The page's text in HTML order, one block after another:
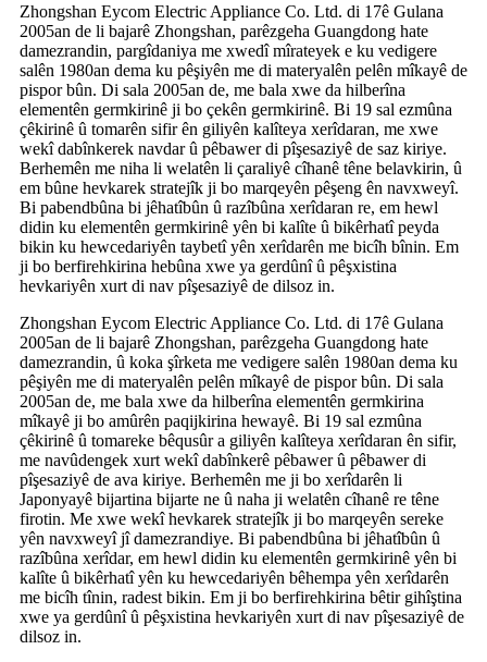
Zhongshan Eycom Electric Appliance Co. Ltd. di 17ê Gulana
2005an de li bajarê Zhongshan, parêzgeha Guangdong hate
damezrandin, pargîdaniya me xwedî mîrateyek e ku vedigere
salên 1980an dema ku pêşiyên me di materyalên pelên mîkayê de
pispor bûn. Di sala 2005an de, me bala xwe da hilberîna
elementên germkirinê ji bo çekên germkirinê. Bi 19 sal ezmûna
çêkirinê û tomarên sifir ên giliyên kalîteya xerîdaran, me xwe
wekî dabînkerek navdar û pêbawer di pîşesaziyê de saz kiriye.
Berhemên me niha li welatên li çaraliyê cîhanê têne belavkirin, û
em bûne hevkarek stratejîk ji bo marqeyên pêşeng ên navxweyî.
Bi pabendbûna bi jêhatîbûn û razîbûna xerîdaran re, em hewl
didin ku elementên germkirinê yên bi kalîte û bikêrhatî peyda
bikin ku hewcedariyên taybetî yên xerîdarên me bicîh bînin. Em
ji bo berfirehkirina hebûna xwe ya gerdûnî û pêşxistina
hevkariyên xurt di nav pîşesaziyê de dilsoz in.
Zhongshan Eycom Electric Appliance Co. Ltd. di 17ê Gulana
2005an de li bajarê Zhongshan, parêzgeha Guangdong hate
damezrandin, û koka şîrketa me vedigere salên 1980an dema ku
pêşiyên me di materyalên pelên mîkayê de pispor bûn. Di sala
2005an de, me bala xwe da hilberîna elementên germkirina
mîkayê ji bo amûrên paqijkirina hewayê. Bi 19 sal ezmûna
çêkirinê û tomareke bêqusûr a giliyên kalîteya xerîdaran ên sifir,
me navûdengek xurt wekî dabînkerê pêbawer û pêbawer di
pîşesaziyê de ava kiriye. Berhemên me ji bo xerîdarên li
Japonyayê bijartina bijarte ne û naha ji welatên cîhanê re têne
firotin. Me xwe wekî hevkarek stratejîk ji bo marqeyên sereke
yên navxweyî jî damezrandiye. Bi pabendbûna bi jêhatîbûn û
razîbûna xerîdar, em hewl didin ku elementên germkirinê yên bi
kalîte û bikêrhatî yên ku hewcedariyên bêhempa yên xerîdarên
me bicîh tînin, radest bikin. Em ji bo berfirehkirina bêtir gihîştina
xwe ya gerdûnî û pêşxistina hevkariyên xurt di nav pîşesaziyê de
dilsoz in.